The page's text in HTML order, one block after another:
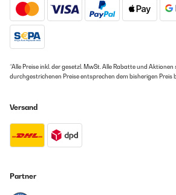
*Alle Preise inkl. der gesetzl. MwSt. Alle Rabatte und
durchgestrichenen Preise entsprechen dem bisherigen Preis
Versand
Partner